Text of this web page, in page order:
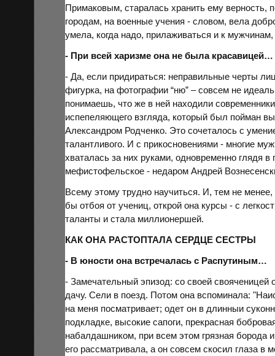
Примаковым, старалась хранить ему верность,
городам, на военные учения - словом, вела
умела, когда надо, прилаживаться и к
- При всей харизме она не была красавицей…
- Да, если придираться: неправильные черты
фигурка, на фотографии “ню” – совсем не
понимаешь, что же в ней находили
испепеляющего взгляда, который был пойман
Александром Родченко. Это сочеталось с
талантливого. И с прикосновениями - многие
хваталась за них руками, одновременно глядя в
мефистофельское - недаром Андрей
Всему этому трудно научиться. И, тем не
бы отбоя от учениц, открой она курсы - с
таланты и стала миллионершей.
КАК ОНА РАСТОПТАЛА СЕРДЦЕ СЕСТРЫ
- В юности она встречалась с Распутиным…
- Замечательный эпизод: со своей свояченицей
дачу. Сели в поезд. Потом она вспоминала:
на меня посматривает; одет он в длинныи
подкладке, высокие сапоги, прекрасная
набалдашником, при всем этом грязная борода
его рассматривала, а он совсем скосил глаза в